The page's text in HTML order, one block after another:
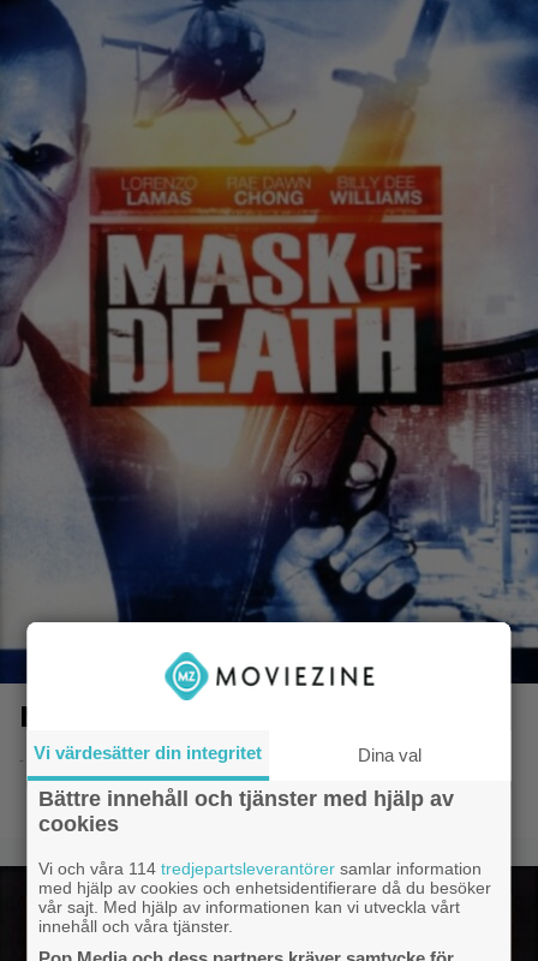
Mask of Death
- 22.6.2015 22:21
Vi värdesätter din integritet Dina val
Bättre innehåll och tjänster med hjälp av
cookies
Vi och våra 114tredjepartsleverantörer samlar information
med hjälp av cookies och enhetsidentifierare då du besöker
vår sajt. Med hjälp av informationen kan vi utveckla vårt
innehåll och våra tjänster.